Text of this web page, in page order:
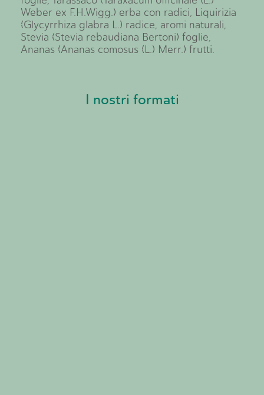
Weber ex F.H.Wigg.) erba con radici, Liquirizia
(Glycyrrhiza glabra L.) radice, aromi naturali,
Stevia (Stevia rebaudiana Bertoni) foglie,
Ananas (Ananas comosus (L.) Merr.) frutti.
I nostri formati